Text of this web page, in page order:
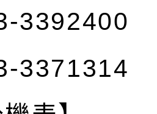
3392400
3371314